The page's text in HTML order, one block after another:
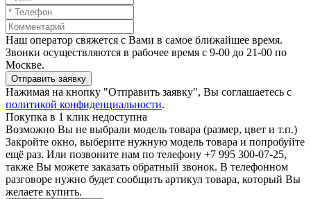
Наш оператор свяжется с Вами в самое ближайшее время.
Звонки осуществляются в рабочее время с 9-00 до 21-00 по
Москве.
Отправить заявку
Нажимая на кнопку "Отправить заявку", Вы соглашаетесь с
политикой конфиденциальности.
Покупка в 1 клик недоступна
Возможно Вы не выбрали модель товара (размер, цвет и т.п.)
Закройте окно, выберите нужную модель товара и попробуйте
ещё раз. Или позвоните нам по телефону +7 995 300-07-25,
также Вы можете заказать обратный звонок. В телефонном
разговоре нужно будет сообщить артикул товара, который Вы
желаете купить.